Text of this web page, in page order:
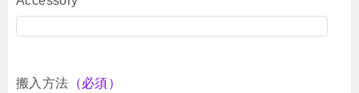
搬入方法 （必須）